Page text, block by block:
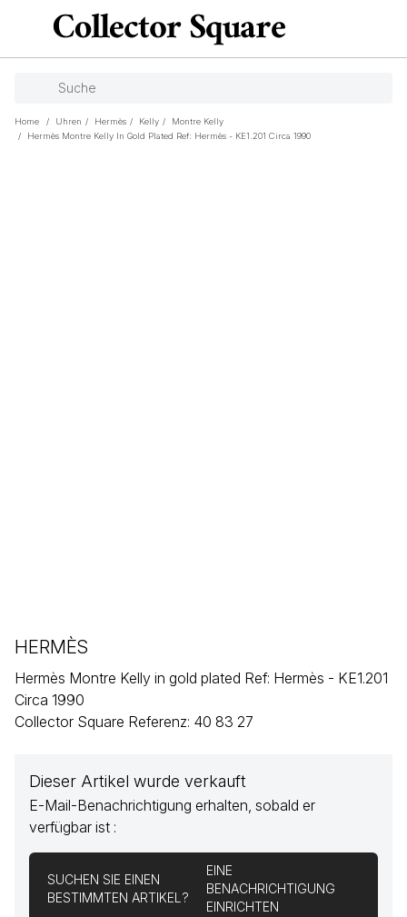
Home / Uhren / Hermès / Kelly /
Montre Kelly
/
Hermès Montre Kelly In Gold Plated Ref: Hermès - KE1.201 Circa 1990
HERMÈS
Hermès Montre Kelly in gold plated Ref: Hermès - KE1.201
Circa 1990
Collector Square Referenz: 40 83 27
Dieser Artikel wurde verkauft
E-Mail-Benachrichtigung erhalten, sobald er
verfügbar ist :
SUCHEN SIE EINEN
BESTIMMTEN ARTIKEL?
EINE
BENACHRICHTIGUNG
EINRICHTEN